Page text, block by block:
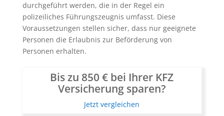
durchgeführt werden, die in der Regel ein
polizeiliches Führungszeugnis umfasst. Diese
Voraussetzungen stellen sicher, dass nur geeignete
Personen die Erlaubnis zur Beförderung von
Personen erhalten.
Bis zu 850 € bei Ihrer KFZ
Versicherung sparen?
Jetzt vergleichen